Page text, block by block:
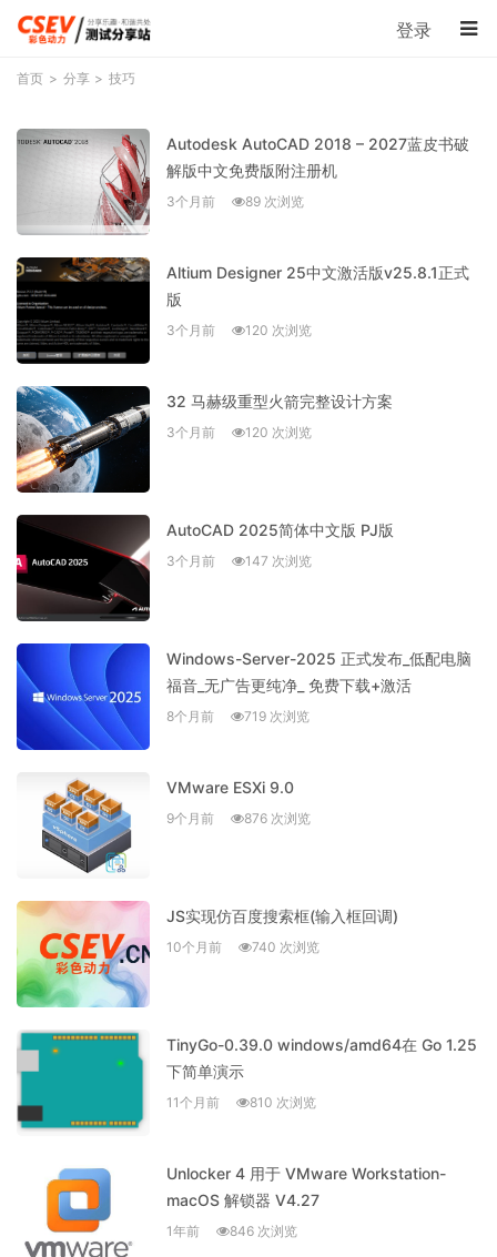
登录
首页 分享 技巧
Autodesk AutoCAD 2018 – 2027蓝皮书破
解版中文免费版附注册机
3个月前 89 次浏览
Altium Designer 25中文激活版v25.8.1正式
版
3个月前 120 次浏览
32 马赫级重型火箭完整设计方案
3个月前 120 次浏览
AutoCAD 2025简体中文版 PJ版
3个月前 147 次浏览
Windows-Server-2025 正式发布_低配电脑
福音_无广告更纯净_ 免费下载+激活
8个月前 719 次浏览
VMware ESXi 9.0
9个月前 876 次浏览
JS实现仿百度搜索框(输入框回调)
10个月前 740 次浏览
TinyGo-0.39.0 windows/amd64在 Go 1.25
下简单演示
11个月前 810 次浏览
Unlocker 4 用于 VMware Workstation-
macOS 解锁器 V4.27
1年前 846 次浏览